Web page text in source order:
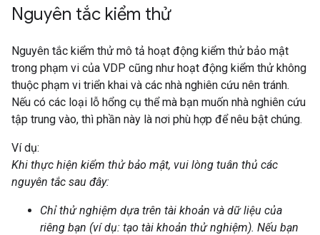
Nguyên tắc kiểm thử
Nguyên tắc kiểm thử mô tả hoạt động kiểm thử bảo mật
trong phạm vi của VDP cũng như hoạt động kiểm thử không
thuộc phạm vi triển khai và các nhà nghiên cứu nên tránh.
Nếu có các loại lỗ hổng cụ thể mà bạn muốn nhà nghiên cứu
tập trung vào, thì phần này là nơi phù hợp để nêu bật chúng.
Ví dụ:
Khi thực hiện kiểm thử bảo mật, vui lòng tuân thủ các
nguyên tắc sau đây:
Chỉ thử nghiệm dựa trên tài khoản và dữ liệu của
riêng bạn (ví dụ: tạo tài khoản thử nghiệm). Nếu bạn